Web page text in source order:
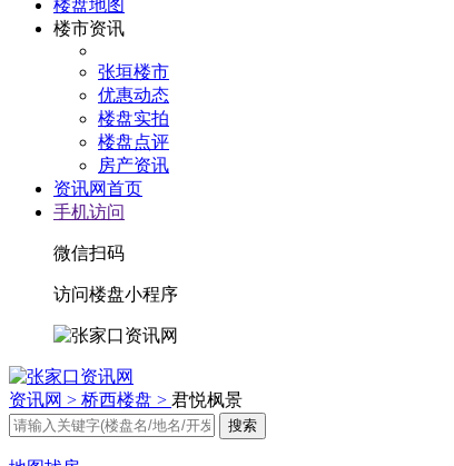
楼盘地图
楼市资讯
张垣楼市
优惠动态
楼盘实拍
楼盘点评
房产资讯
资讯网首页
手机访问
微信扫码
访问楼盘小程序
资讯网 > 桥西楼盘 > 君悦枫景